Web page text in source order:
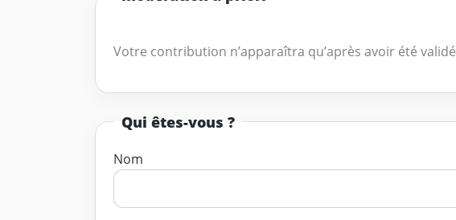
Votre contribution n’apparaîtra qu’après avoir été
Qui êtes-vous ?
Nom